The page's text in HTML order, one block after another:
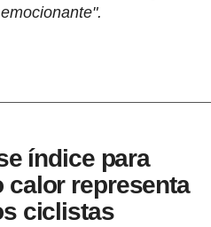
índice para
calor representa
ciclistas